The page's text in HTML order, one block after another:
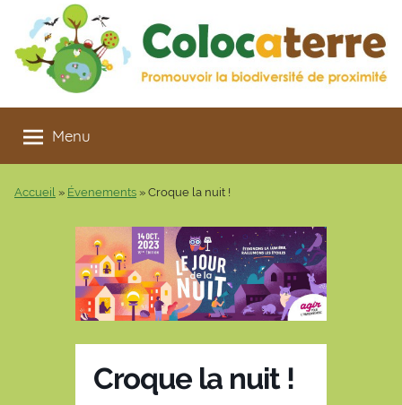
contenu
Colocaterre
Promouvoir
la
proximité
Menu
Accueil » Évenements » Croque la nuit !
Croque la nuit !